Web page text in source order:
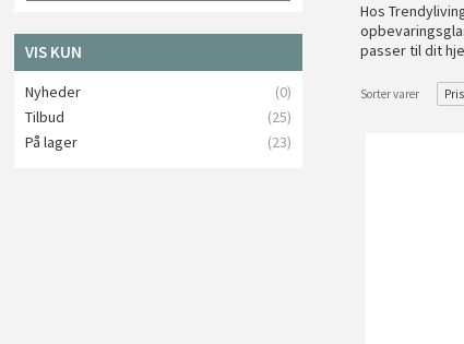
VIS KUN
Nyheder
(0)
Tilbud
(25)
På lager
(23)
Hos
passer til dit
Sorter varer